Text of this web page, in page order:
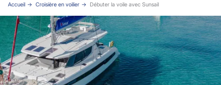
Accueil Croisière en voilier Débuter la voile avec Sunsail